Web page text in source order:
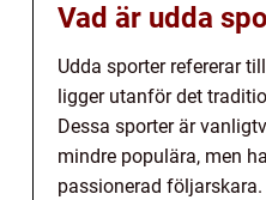
Vad är udda
Udda sporter refererar
ligger utanför det
Dessa sporter är
mindre populära, men
passionerad följarskara.